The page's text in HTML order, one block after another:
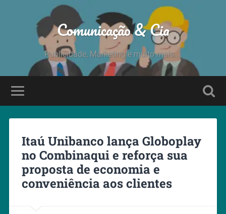
Comunicação & Cia
Publicidade, Marketing e muito mais....
Itaú Unibanco lança Globoplay
no Combinaqui e reforça sua
proposta de economia e
conveniência aos clientes